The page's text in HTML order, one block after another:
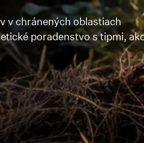
v chránených oblastiach
poradenstvo s tipmi,
kotvu #nauctesa